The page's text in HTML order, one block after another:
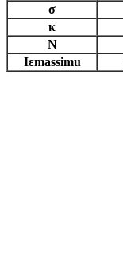
σ
κ
N
Iεmassimu